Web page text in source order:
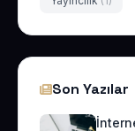
Son Yazılar